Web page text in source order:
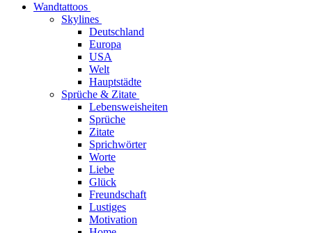
Wandtattoos
Skylines
Deutschland
Europa
USA
Welt
Hauptstädte
Sprüche & Zitate
Lebensweisheiten
Sprüche
Zitate
Sprichwörter
Worte
Liebe
Glück
Freundschaft
Lustiges
Motivation